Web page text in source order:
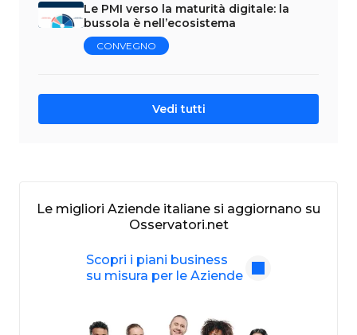
Le PMI verso la maturità digitale: la
bussola è nell’ecosistema
CONVEGNO
Vedi tutti
Le migliori Aziende italiane si aggiornano su
Osservatori.net
Scopri i piani business
su misura per le Aziende